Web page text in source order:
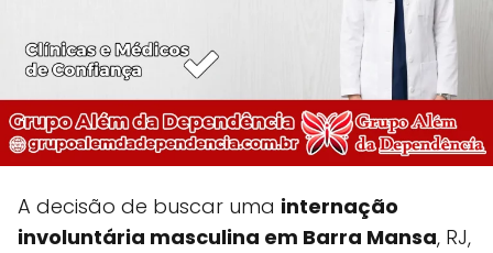
A decisão de buscar uma internação
involuntária masculina em Barra Mansa, RJ,